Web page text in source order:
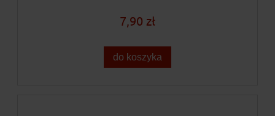
7,90 zł
do koszyka